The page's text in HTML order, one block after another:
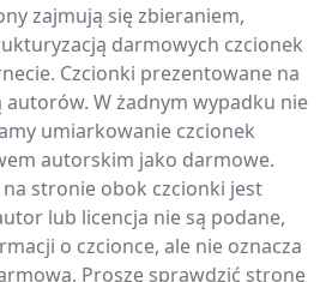
zajmują się zbieraniem,
darmowych czcionek
Czcionki prezentowane na
autorów. W żadnym wypadku nie
umiarkowanie czcionek
autorskim jako darmowe.
stronie obok czcionki jest
lub licencja nie są podane,
o czcionce, ale nie oznacza
Proszę sprawdzić stronę